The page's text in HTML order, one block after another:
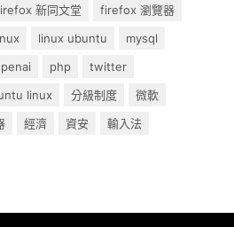
新同文堂
firefox 瀏覽器
linux ubuntu
mysql
php
twitter
linux 分級制度
微軟
經濟 資安 輸入法